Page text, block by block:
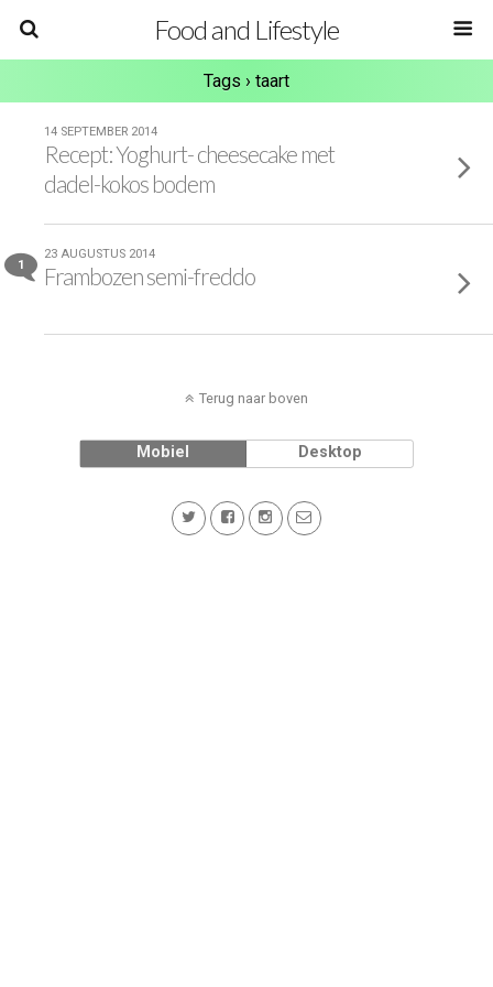
Food and Lifestyle
Tags › taart
14 SEPTEMBER 2014
Recept: Yoghurt- cheesecake met
dadel-kokos bodem
1
23 AUGUSTUS 2014
Frambozen semi-freddo
Terug naar boven
Mobiel Desktop